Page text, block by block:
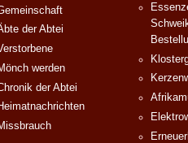
der Abtei
werden
der Abtei